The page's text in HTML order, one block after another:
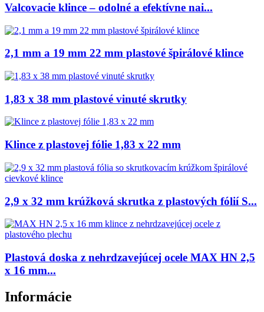
Valcovacie klince – odolné a efektívne nai...
2,1 mm a 19 mm 22 mm plastové špirálové klince
1,83 x 38 mm plastové vinuté skrutky
Klince z plastovej fólie 1,83 x 22 mm
2,9 x 32 mm krúžková skrutka z plastových fólií S...
Plastová doska z nehrdzavejúcej ocele MAX HN 2,5
x 16 mm...
Informácie